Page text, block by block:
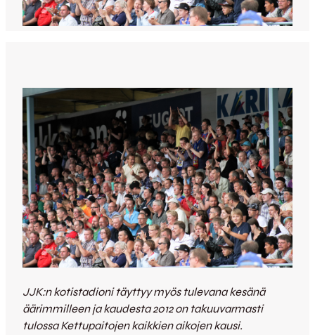
JJK:n kotistadioni täyttyy myös tulevana kesänä
äärimmilleen ja kaudesta 2012 on takuuvarmasti
tulossa Kettupaitojen kaikkien aikojen kausi.